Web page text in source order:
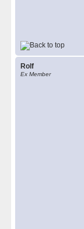
Rolf
Ex Member